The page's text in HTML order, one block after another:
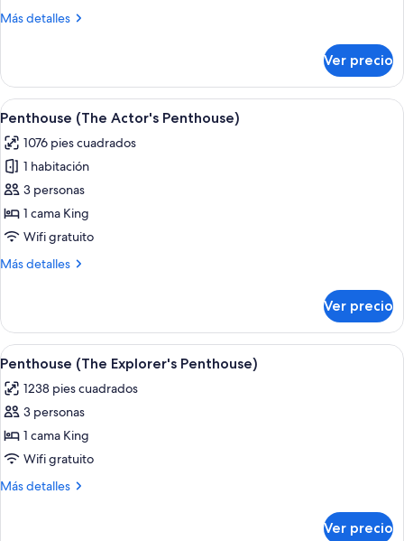
King
Más detalles
Más
1
cama
King
(River)
Ver precio
Abrir
todas
las
fotos
de
Penthouse
(The
Penthouse)
Habitación de hotel con chimenea,
7
Penthouse (The Actor's Penthouse)
1076 pies cuadrados
1 habitación
3 personas
1 cama King
Wifi gratuito
Más detalles
Más
(The
Actor's
Penthouse)
Ver precio
Abrir
todas
las
fotos
de
Penthouse
(The
Una habitación de hotel con una
7
Penthouse (The Explorer's Penthouse)
1238 pies cuadrados
3 personas
1 cama King
Wifi gratuito
Más detalles
Más
Ver precio